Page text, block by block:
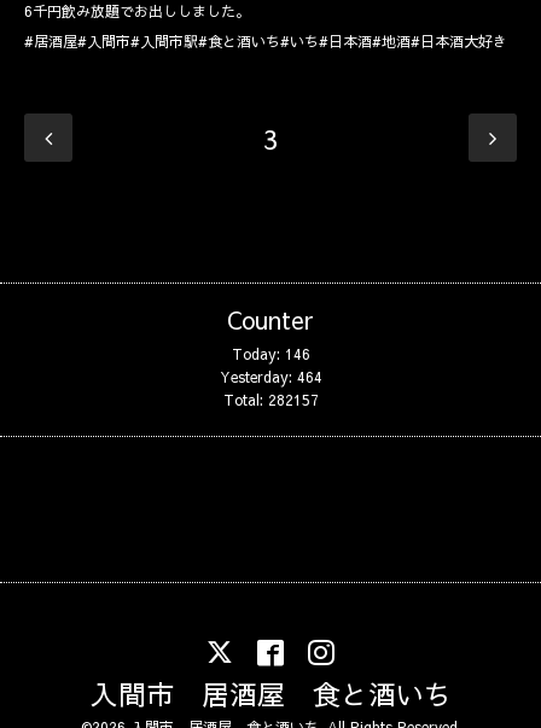
6千円飲み放題でお出ししました。
#居酒屋#入間市#入間市駅#食と酒いち#いち#日本酒#地酒#日本酒大好き
3
Counter
Today: 146
Yesterday: 464
Total: 282157
入間市 居酒屋 食と酒いち